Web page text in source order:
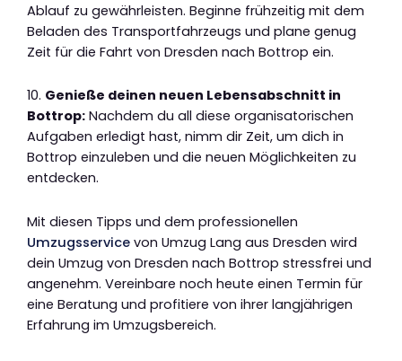
Ablauf zu gewährleisten. Beginne frühzeitig mit dem
Beladen des Transportfahrzeugs und plane genug
Zeit für die Fahrt von Dresden nach Bottrop ein.
10. Genieße deinen neuen Lebensabschnitt in
Bottrop: Nachdem du all diese organisatorischen
Aufgaben erledigt hast, nimm dir Zeit, um dich in
Bottrop einzuleben und die neuen Möglichkeiten zu
entdecken.
Mit diesen Tipps und dem professionellen
Umzugsservice von Umzug Lang aus Dresden wird
dein Umzug von Dresden nach Bottrop stressfrei und
angenehm. Vereinbare noch heute einen Termin für
eine Beratung und profitiere von ihrer langjährigen
Erfahrung im Umzugsbereich.